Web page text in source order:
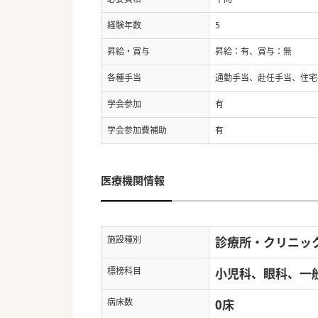
経験年数 5
昇給・賞与 昇給：有、賞与：無
各種手当 通勤手当、赴任手当、住
学会参加 有
学会参加費補助 有
医療機関情報
施設種別 診療所・クリニッ
標榜科目 小児科、眼科、一
病床数 0床